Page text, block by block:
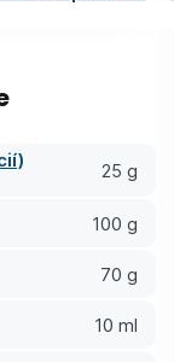
25 g
100 g
70 g
10 ml